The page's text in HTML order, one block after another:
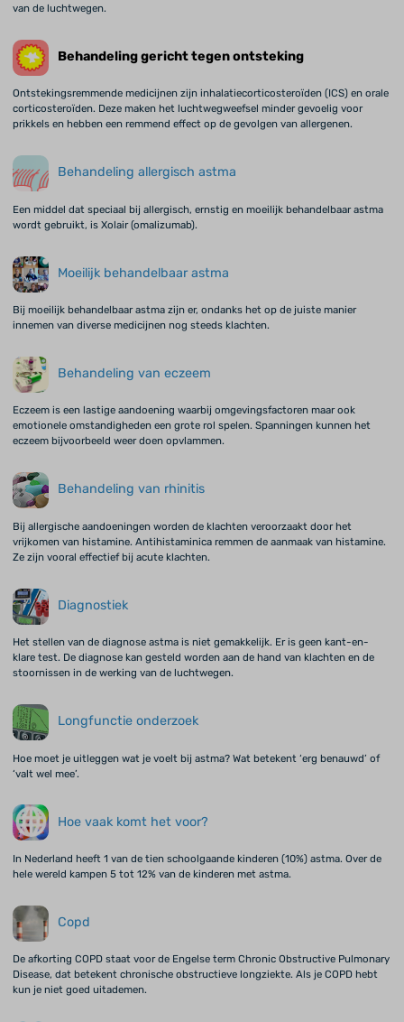
van de luchtwegen.
Behandeling gericht tegen ontsteking
Ontstekingsremmende medicijnen zijn inhalatiecorticosteroïden (ICS) en orale
corticosteroïden. Deze maken het luchtwegweefsel minder gevoelig voor
prikkels en hebben een remmend effect op de gevolgen van allergenen.
Behandeling allergisch astma
Een middel dat speciaal bij allergisch, ernstig en moeilijk behandelbaar astma
wordt gebruikt, is Xolair (omalizumab).
Moeilijk behandelbaar astma
Bij moeilijk behandelbaar astma zijn er, ondanks het op de juiste manier
innemen van diverse medicijnen nog steeds klachten.
Behandeling van eczeem
Eczeem is een lastige aandoening waarbij omgevingsfactoren maar ook
emotionele omstandigheden een grote rol spelen. Spanningen kunnen het
eczeem bijvoorbeeld weer doen opvlammen.
Behandeling van rhinitis
Bij allergische aandoeningen worden de klachten veroorzaakt door het
vrijkomen van histamine. Antihistaminica remmen de aanmaak van histamine.
Ze zijn vooral effectief bij acute klachten.
Diagnostiek
Het stellen van de diagnose astma is niet gemakkelijk. Er is geen kant-en-
klare test. De diagnose kan gesteld worden aan de hand van klachten en de
stoornissen in de werking van de luchtwegen.
Longfunctie onderzoek
Hoe moet je uitleggen wat je voelt bij astma? Wat betekent ‘erg benauwd’ of
‘valt wel mee’.
Hoe vaak komt het voor?
In Nederland heeft 1 van de tien schoolgaande kinderen (10%) astma. Over de
hele wereld kampen 5 tot 12% van de kinderen met astma.
Copd
De afkorting COPD staat voor de Engelse term Chronic Obstructive Pulmonary
Disease, dat betekent chronische obstructieve longziekte. Als je COPD hebt
kun je niet goed uitademen.